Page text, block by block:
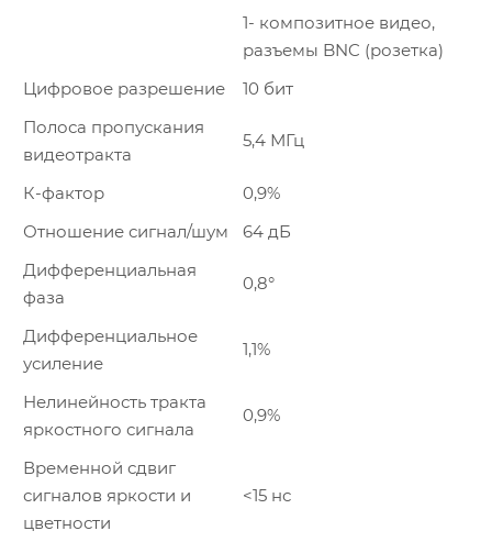
1- композитное видео,
разъемы BNC (розетка)
Цифровое разрешение
10 бит
Полоса пропускания
видеотракта
5,4 МГц
К-фактор
0,9%
Отношение сигнал/шум
64 дБ
Дифференциальная
фаза
0,8°
Дифференциальное
усиление
1,1%
Нелинейность тракта
яркостного сигнала
0,9%
Временной сдвиг
сигналов яркости и
цветности
<15 нс